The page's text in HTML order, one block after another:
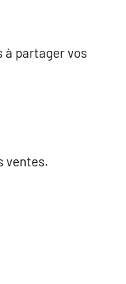
partager vos
ventes.